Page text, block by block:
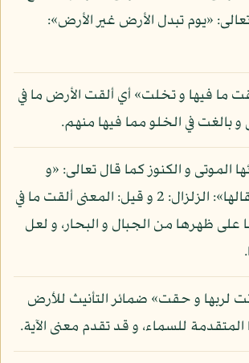
«يوم تبدل الأرض غير الأرض»:
ما فيها و تخلت» أي ألقت الأرض ما في
بالغت في الخلو مما فيها منهم.
الموتى و الكنوز كما قال تعالى: «و
أخرجت الأرض أثقالها»: الزلزال: 2 و قيل: المعنى ألقت ما في
على ظهرها من الجبال و البحار، و لعل
لربها و حقت» ضمائر التأنيث للأرض
المتقدمة للسماء، و قد تقدم معنى الآية.